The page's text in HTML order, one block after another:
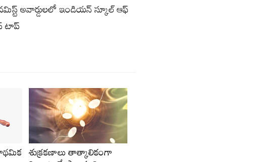
అవార్డులలో ఇండియన్‌ స్కూల్‌ ఆఫ్‌
టాప్‌
శుక్రకణాలు తాత్కాలికంగా